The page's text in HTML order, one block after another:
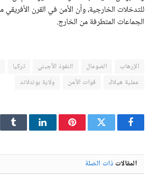
للتدخلات الخارجية، وأن الأمن في القرن
الجماعات المتطرفة من الخارج.
الإرهاب الصومال النفوذ الأجبني تركيا
عملية هيلاك
قوات الأمن ولاية بونتلاند
فيسبوكتويتر بينتيريستلينكدإن
المقالات ذات الصلة